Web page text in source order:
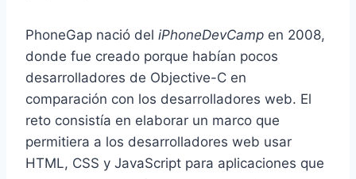
PhoneGap nació del iPhoneDevCamp en 2008,
donde fue creado porque habían pocos
desarrolladores de Objective-C en
comparación con los desarrolladores web. El
reto consistía en elaborar un marco que
permitiera a los desarrolladores web usar
HTML, CSS y JavaScript para aplicaciones que